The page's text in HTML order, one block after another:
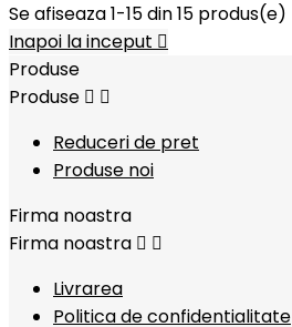
Se afiseaza 1-15 din 15 produs(e)
Inapoi la inceput 
Produse
Produse  
Reduceri de pret
Produse noi
Firma noastra
Firma noastra  
Livrarea
Politica de confidentialitate